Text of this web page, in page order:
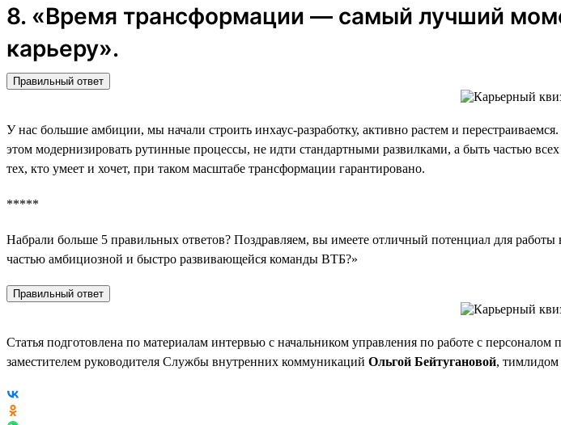
8. «Время трансформации — самый лучший
карьеру».
Правильный ответ
У нас большие амбиции, мы начали строить инхаус-разработку, активно растем и
этом модернизировать рутинные процессы, не идти стандартными развилками, а быть частью
тех, кто умеет и хочет, при таком масштабе трансформации гарантировано.
*****
Набрали больше 5 правильных ответов? Поздравляем, вы имеете отличный потенциал для
частью амбициозной и быстро развивающейся команды ВТБ?»
Правильный ответ
Статья подготовлена по материалам интервью с начальником управления по работе с
заместителем руководителя Службы внутренних коммуникаций Ольгой Бейтугановой, тимлидом